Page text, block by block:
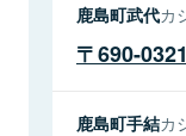
鹿島町武代カ
690-0321
鹿島町手結カ